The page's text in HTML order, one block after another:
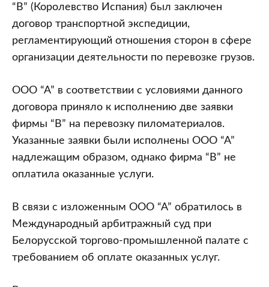
“В” (Королевство Испания) был заключен
договор транспортной экспедиции,
регламентирующий отношения сторон в сфере
организации деятельности по перевозке грузов.
ООО “А” в соответствии с условиями данного
договора приняло к исполнению две заявки
фирмы “В” на перевозку пиломатериалов.
Указанные заявки были исполнены ООО “А”
надлежащим образом, однако фирма “В” не
оплатила оказанные услуги.
В связи с изложенным ООО “А” обратилось в
Международный арбитражный суд при
Белорусской торгово-промышленной палате с
требованием об оплате оказанных услуг.